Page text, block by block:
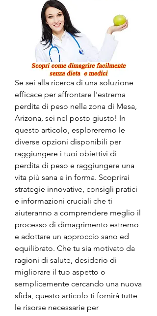
Se sei alla ricerca di una soluzione
efficace per affrontare l'estrema
perdita di peso nella zona di Mesa,
Arizona, sei nel posto giusto! In
questo articolo, esploreremo le
diverse opzioni disponibili per
raggiungere i tuoi obiettivi di
perdita di peso e raggiungere una
vita più sana e in forma. Scoprirai
strategie innovative, consigli pratici
e informazioni cruciali che ti
aiuteranno a comprendere meglio il
processo di dimagrimento estremo
e adottare un approccio sano ed
equilibrato. Che tu sia motivato da
ragioni di salute, desiderio di
migliorare il tuo aspetto o
semplicemente cercando una nuova
sfida, questo articolo ti fornirà tutte
le risorse necessarie per